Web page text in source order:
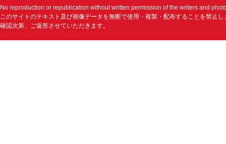
No reproduction or republication without written permission of the writers and
このサイトのテキスト及び画像データを無断で使用・複製・配布することを禁止
確認次第、ご返答させていただきます。